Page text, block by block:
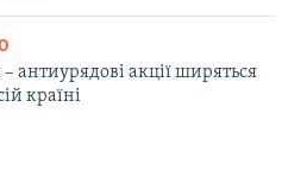
– антиурядові акції ширяться
країні